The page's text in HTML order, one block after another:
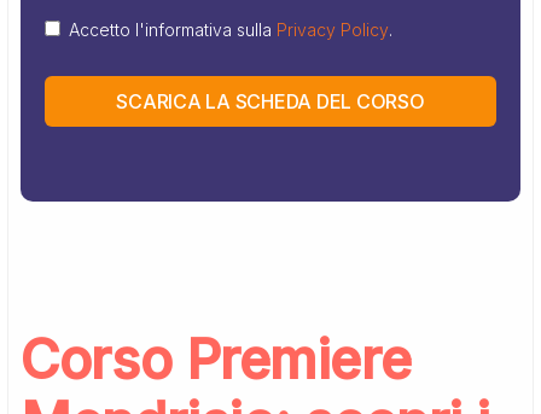
Accetto l'informativa sulla Privacy Policy.
SCARICA LA SCHEDA DEL CORSO
Corso Premiere